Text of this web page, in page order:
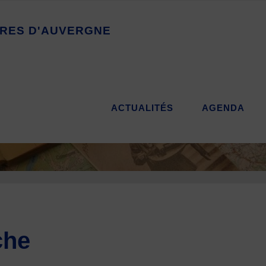
RES D'AUVERGNE
ACTUALITÉS AGENDA